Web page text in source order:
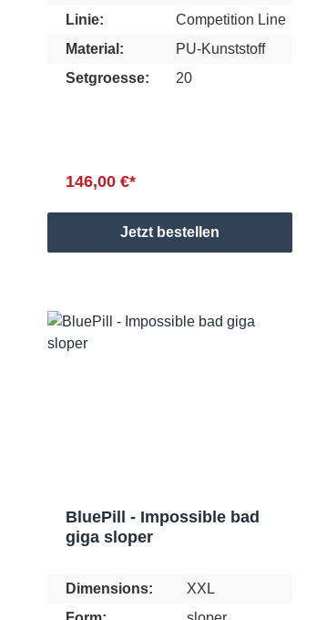
Linie:
Competition Line
Material:
PU-Kunststoff
Setgroesse:
20
146,00 €*
Jetzt bestellen
BluePill - Impossible bad
giga sloper
Dimensions:
XXL